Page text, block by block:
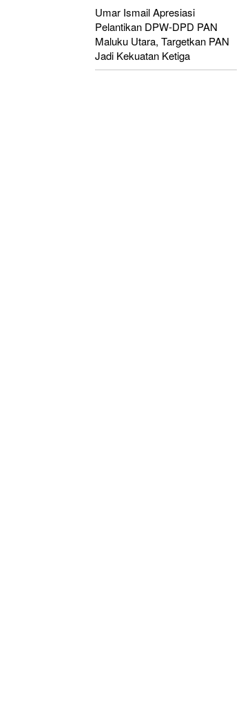
Umar Ismail Apresiasi
Pelantikan DPW-DPD PAN
Maluku Utara, Targetkan PAN
Jadi Kekuatan Ketiga